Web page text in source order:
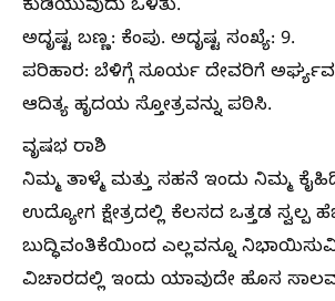
ಕುಡಿಯುವುದು ಒಳಿತು.
ಅದೃಷ್ಟ ಬಣ್ಣ: ಕೆಂಪು. ಅದೃಷ್ಟ ಸಂಖ್ಯೆ: 9.
ಪರಿಹಾರ: ಬೆಳಿಗ್ಗೆ ಸೂರ್ಯ ದೇವರಿಗೆ
ಆದಿತ್ಯ ಹೃದಯ ಸ್ತೋತ್ರವನ್ನು ಪಠಿಸಿ.
ವೃಷಭ ರಾಶಿ
ನಿಮ್ಮ ತಾಳ್ಮೆ ಮತ್ತು ಸಹನೆ ಇಂದು ನಿಮ್ಮ
ಉದ್ಯೋಗ ಕ್ಷೇತ್ರದಲ್ಲಿ ಕೆಲಸದ ಒತ್ತಡ ಸ್ವಲ್ಪ
ಬುದ್ಧಿವಂತಿಕೆಯಿಂದ ಎಲ್ಲವನ್ನೂ
ವಿಚಾರದಲ್ಲಿ ಇಂದು ಯಾವುದೇ ಹೊಸ